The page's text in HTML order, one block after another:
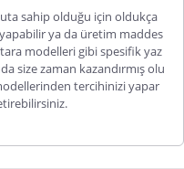
sahip olduğu için oldukça
ya da üretim maddes
modelleri gibi spesifik yaz
size zaman kazandırmış olu
tercihinizi yapar